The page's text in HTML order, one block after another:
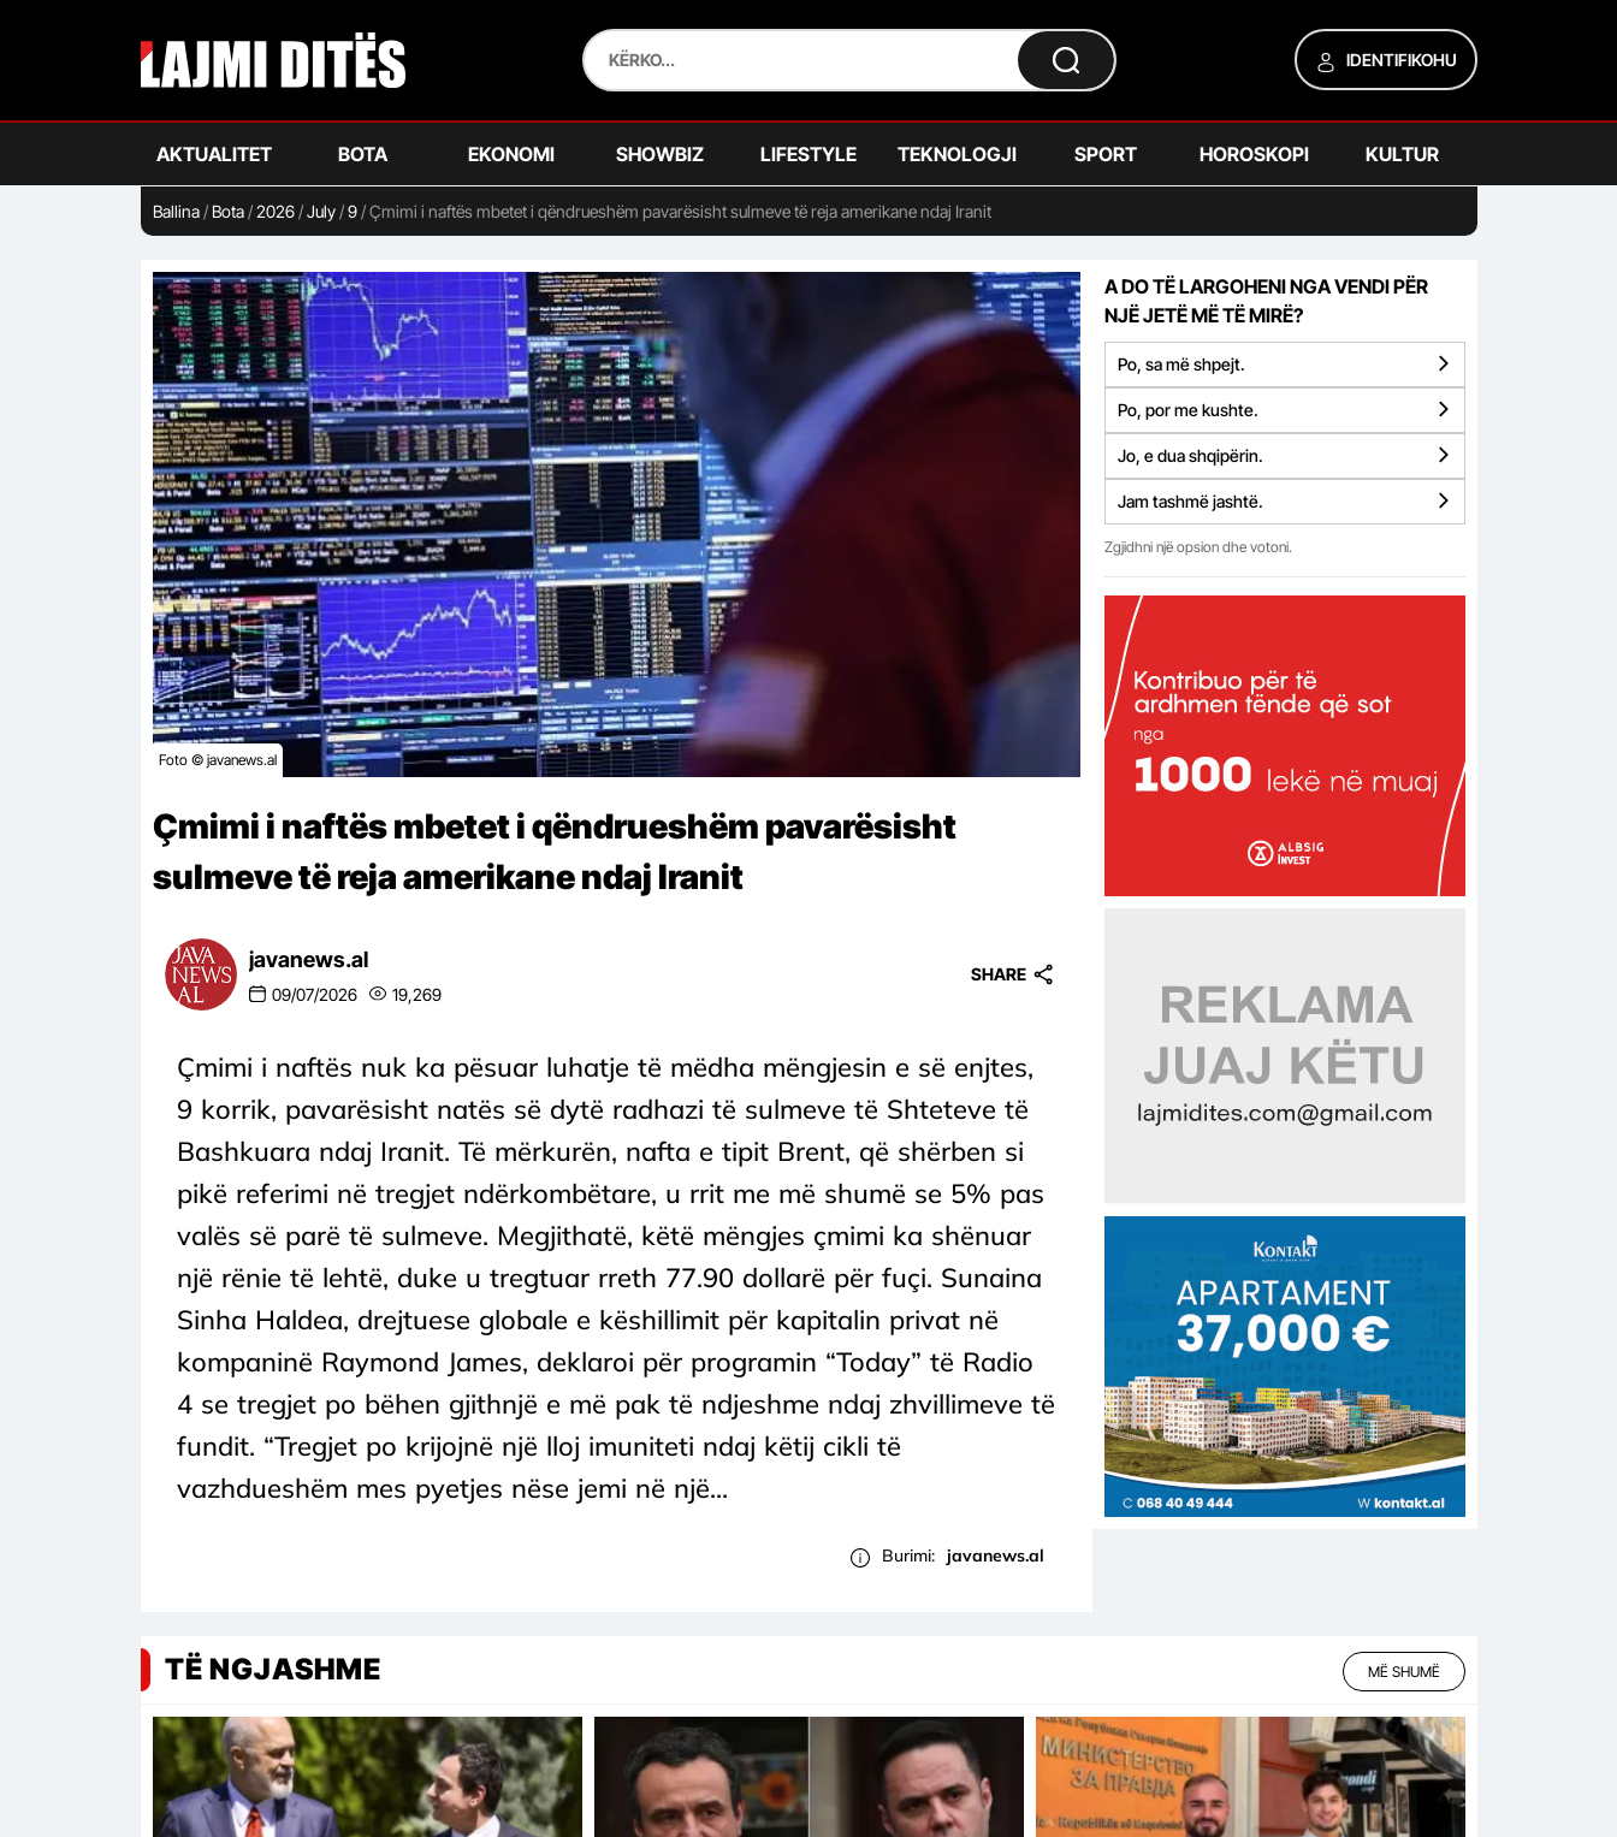
IDENTIFIKOHU
AKTUALITET BOTA EKONOMI SHOWBIZ LIFESTYLE TEKNOLOGJI SPORT HOROSKOPI KULTUR
Ballina/ Bota/2026/July/9/Çmimi i naftës mbetet i qëndrueshëm pavarësisht sulmeve të reja amerikane ndaj Iranit
Foto © javanews.al
Çmimi i naftës mbetet i qëndrueshëm pavarësisht
sulmeve të reja amerikane ndaj Iranit
javanews.al
09/07/2026 19,269
SHARE
Çmimi i naftës nuk ka pësuar luhatje të mëdha mëngjesin e së enjtes,
9 korrik, pavarësisht natës së dytë radhazi të sulmeve të Shteteve të
Bashkuara ndaj Iranit. Të mërkurën, nafta e tipit Brent, që shërben si
pikë referimi në tregjet ndërkombëtare, u rrit me më shumë se 5% pas
valës së parë të sulmeve. Megjithatë, këtë mëngjes çmimi ka shënuar
një rënie të lehtë, duke u tregtuar rreth 77.90 dollarë për fuçi. Sunaina
Sinha Haldea, drejtuese globale e këshillimit për kapitalin privat në
kompaninë Raymond James, deklaroi për programin “Today” të Radio
4 se tregjet po bëhen gjithnjë e më pak të ndjeshme ndaj zhvillimeve të
fundit. “Tregjet po krijojnë një lloj imuniteti ndaj këtij cikli të
vazhdueshëm mes pyetjes nëse jemi në një...
Burimi: javanews.al
A DO TË LARGOHENI NGA VENDI PËR
NJË JETË MË TË MIRË?
Po, sa më shpejt.
Po, por me kushte.
Jo, e dua shqipërin.
Jam tashmë jashtë.
Zgjidhni një opsion dhe votoni.
TË NGJASHME MË SHUMË